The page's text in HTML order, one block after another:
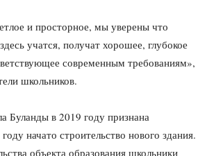
и просторное, мы уверены что
учатся, получат хорошее, глубокое
современным требованиям»,
школьников.
Буланды в 2019 году признана
начато строительство нового здания.
объекта образования школьники